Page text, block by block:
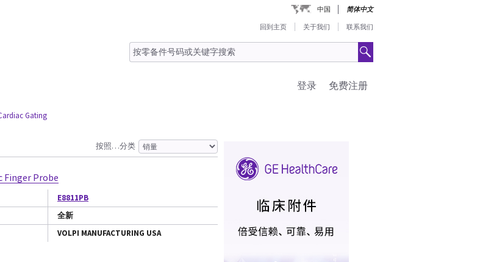
中国 简体中文
回到主页 关于我们 联系我们
免费注册
登录
Gating
按照…分类
Finger Probe
E8811PB
全新
VOLPI MANUFACTURING USA